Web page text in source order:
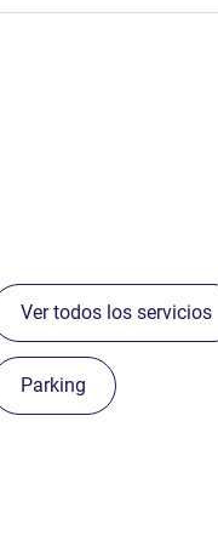
Ver todos los servicios
Parking